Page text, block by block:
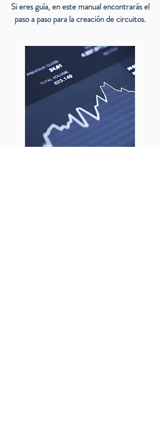
Si eres guía, en este manual encontrarás el
paso a paso para la creación de circuitos.